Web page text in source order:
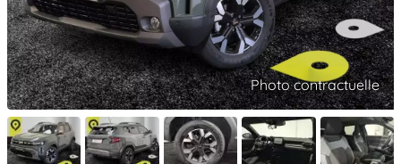
Photo contractuelle